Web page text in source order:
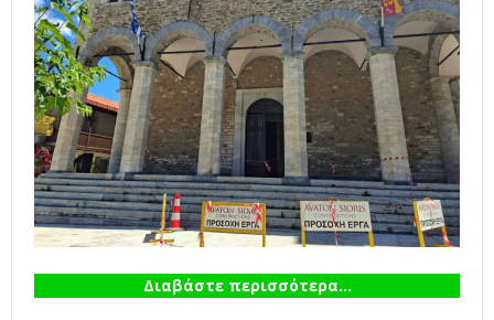
Διαβάστε περισσότερα...